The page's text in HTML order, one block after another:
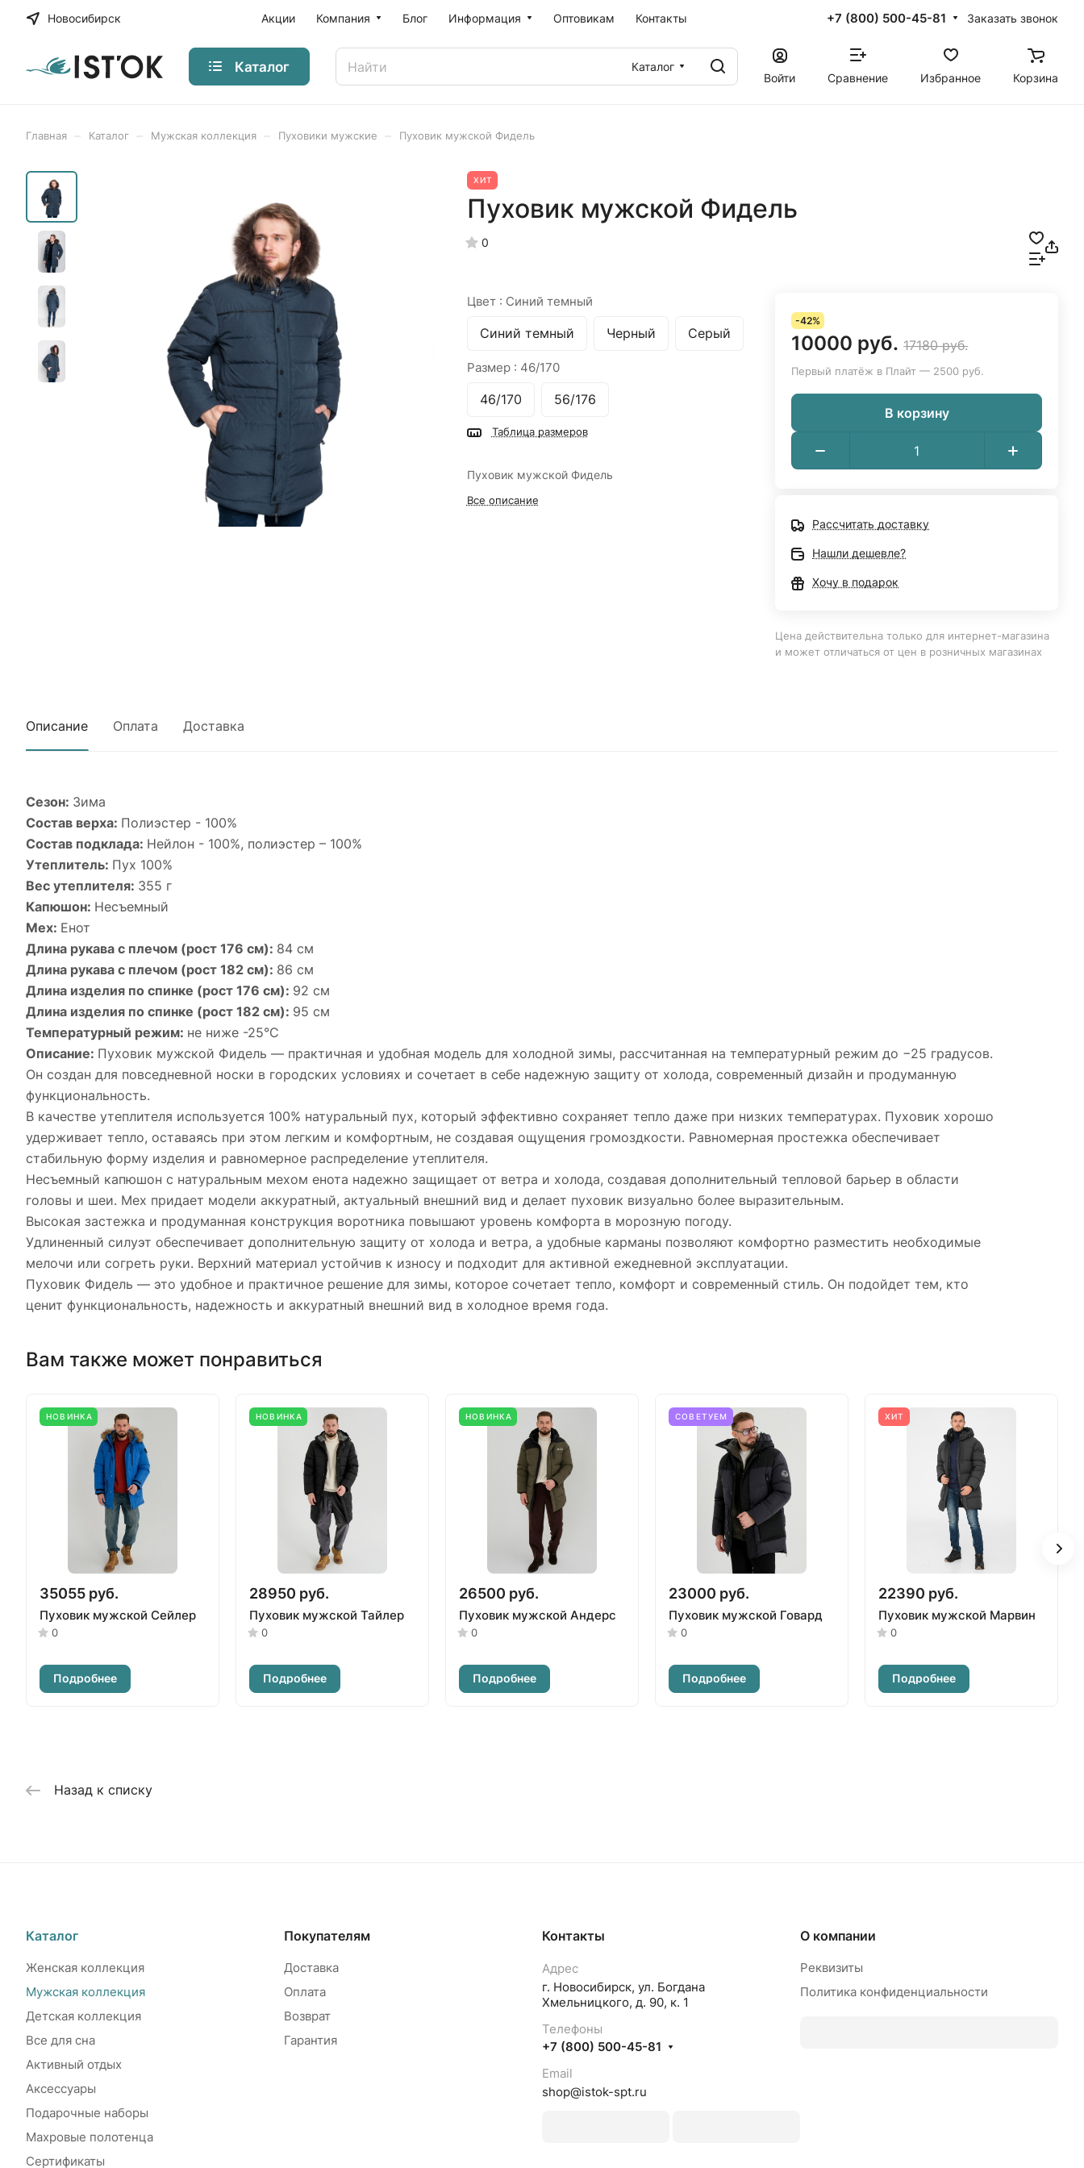
Новосибирск Акции Компания Блог Информация Оптовикам Контакты +7 (800) 500-45-81 Заказать звонок
Каталог
Каталог
Войти
Сравнение Избранное Корзина
Главная Каталог Мужская коллекция Пуховики мужские Пуховик мужской Фидель
ХИТ
Пуховик мужской Фидель
0
Цвет : Синий темный
Синий темный Черный Серый
Размер : 46/170
46/170 56/176
Таблица размеров
Пуховик мужской Фидель
Все описание
-42%
10000 руб. 17180 руб.
Первый платёж в Плайт — 2500 руб.
В корзину
Рассчитать доставку
Нашли дешевле?
Хочу в подарок
Цена действительна только для интернет-магазина
и может отличаться от цен в розничных магазинах
Описание Оплата Доставка
Сезон: Зима
Состав верха: Полиэстер - 100%
Состав подклада: Нейлон - 100%, полиэстер – 100%
Утеплитель: Пух 100%
Вес утеплителя: 355 г
Капюшон: Несъемный
Мех: Енот
Длина рукава с плечом (рост 176 см): 84 см
Длина рукава с плечом (рост 182 см): 86 см
Длина изделия по спинке (рост 176 см): 92 см
Длина изделия по спинке (рост 182 см): 95 см
Температурный режим: не ниже -25°С
Описание: Пуховик мужской Фидель — практичная и удобная модель для холодной зимы, рассчитанная на температурный режим до −25 градусов.
Он создан для повседневной носки в городских условиях и сочетает в себе надежную защиту от холода, современный дизайн и продуманную
функциональность.
В качестве утеплителя используется 100% натуральный пух, который эффективно сохраняет тепло даже при низких температурах. Пуховик хорошо
удерживает тепло, оставаясь при этом легким и комфортным, не создавая ощущения громоздкости. Равномерная простежка обеспечивает
стабильную форму изделия и равномерное распределение утеплителя.
Несъемный капюшон с натуральным мехом енота надежно защищает от ветра и холода, создавая дополнительный тепловой барьер в области
головы и шеи. Мех придает модели аккуратный, актуальный внешний вид и делает пуховик визуально более выразительным.
Высокая застежка и продуманная конструкция воротника повышают уровень комфорта в морозную погоду.
Удлиненный силуэт обеспечивает дополнительную защиту от холода и ветра, а удобные карманы позволяют комфортно разместить необходимые
мелочи или согреть руки. Верхний материал устойчив к износу и подходит для активной ежедневной эксплуатации.
Пуховик Фидель — это удобное и практичное решение для зимы, которое сочетает тепло, комфорт и современный стиль. Он подойдет тем, кто
ценит функциональность, надежность и аккуратный внешний вид в холодное время года.
Вам также может понравиться
НОВИНКА
35055 руб.
Пуховик мужской Сейлер
0
Подробнее
НОВИНКА
28950 руб.
Пуховик мужской Тайлер
0
Подробнее
НОВИНКА
26500 руб.
Пуховик мужской Андерс
0
Подробнее
СОВЕТУЕМ
23000 руб.
Пуховик мужской Говард
0
Подробнее
ХИТ
22390 руб.
Пуховик мужской Марвин
0
Подробнее
Назад к списку
Каталог
Женская коллекция
Мужская коллекция
Детская коллекция
Все для сна
Активный отдых
Аксессуары
Подарочные наборы
Махровые полотенца
Сертификаты
Покупателям
Доставка
Оплата
Возврат
Гарантия
Контакты
Адрес
г. Новосибирск, ул. Богдана
Хмельницкого, д. 90, к. 1
Телефоны
+7 (800) 500-45-81
Email
shop@istok-spt.ru
О компании
Реквизиты
Политика конфиденциальности